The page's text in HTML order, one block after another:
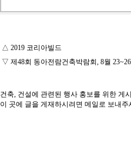
△ 2019 코리아빌드
▽ 제48회 동아전람건축박람회, 8월
건축, 건설에 관련된 행사 홍보를 위한 게
이 곳에 글을 게재하시려면 메일로 보내